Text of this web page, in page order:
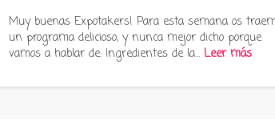
Muy buenas Expotakers! Para esta semana os
un programa delicioso, y nunca mejor dicho porque
vamos a hablar de: Ingredientes de la…Leer más